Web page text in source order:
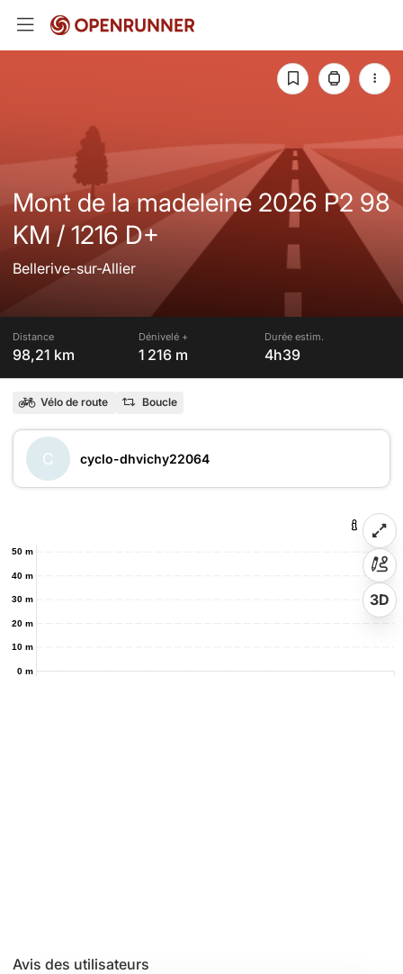
Mont de la madeleine 2026 P2 98
KM / 1216 D+
Bellerive-sur-Allier
Distance
98,21 km
Dénivelé +
1 216 m
Durée estim.
4h39
Vélo de route Boucle
C cyclo-dhvichy22064
0 m
10 m
20 m
30 m
40 m
50 m
3D
Avis des utilisateurs